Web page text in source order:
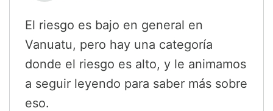
El riesgo es bajo en general en
Vanuatu, pero hay una categoría
donde el riesgo es alto, y le animamos
a seguir leyendo para saber más sobre
eso.